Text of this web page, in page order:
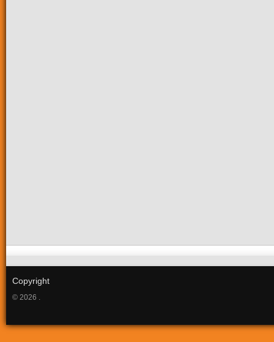
Copyright
© 2026 .